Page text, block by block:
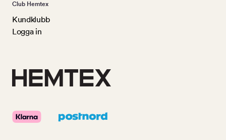
Club Hemtex
Kundklubb
Logga in